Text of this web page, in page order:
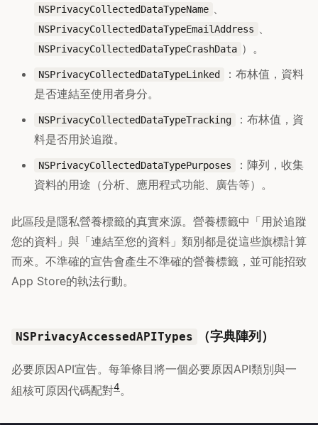
NSPrivacyCollectedDataTypeName
NSPrivacyCollectedDataTypeEmailAddress
NSPrivacyCollectedDataTypeCrashData ）。
NSPrivacyCollectedDataTypeLinked
：布林值，資料
是否連結至使用者身分。
NSPrivacyCollectedDataTypeTracking
：布林值，資
料是否用於追蹤。
NSPrivacyCollectedDataTypePurposes
：陣列，收集
資料的用途（分析、應用程式功能、廣告等）。
此區段是隱私營養標籤的真實來源。營養標籤中「用於追蹤
您的資料」與「連結至您的資料」類別都是從這些旗標計算
而來。不準確的宣告會產生不準確的營養標籤，並可能招致
App Store的執法行動。
NSPrivacyAccessedAPITypes （字典陣列）
必要原因API宣告。每筆條目將一個必要原因API類別與一
組核可原因代碼配對4。